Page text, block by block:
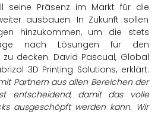
seine Präsenz im Markt für die
ausbauen. In Zukunft sollen
hinzukommen, um die stets
nach Lösungen für den
decken. David Pascual, Global
3D Printing Solutions, erklärt:
Partnern aus allen Bereichen der
entscheidend, damit das volle
ausgeschöpft werden kann. Wir